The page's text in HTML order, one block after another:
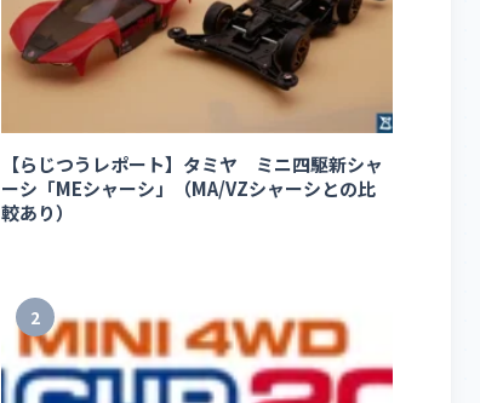
【らじつうレポート】タミヤ ミニ四駆新シャ
ーシ「MEシャーシ」（MA/VZシャーシとの比
較あり）
2